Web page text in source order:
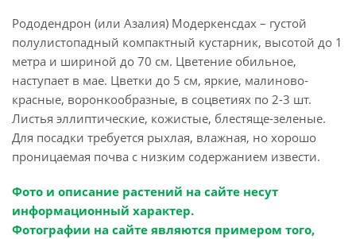
Рододендрон (или Азалия) Модеркенсдах – густой
полулистопадный компактный кустарник, высотой до 1
метра и шириной до 70 см. Цветение обильное,
наступает в мае. Цветки до 5 см, яркие, малиново-
красные, воронкообразные, в соцветиях по 2-3 шт.
Листья эллиптические, кожистые, блестяще-зеленые.
Для посадки требуется рыхлая, влажная, но хорошо
проницаемая почва с низким содержанием извести.
Фото и описание растений на сайте несут
информационный характер.
Фотографии на сайте являются примером того,